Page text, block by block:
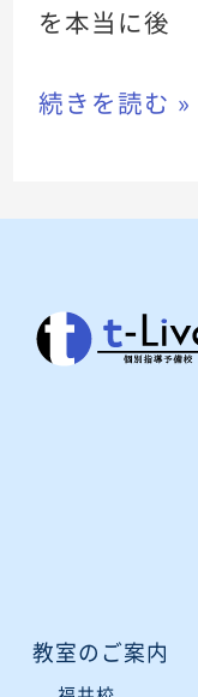
を本当に後
続きを読む »
教室のご案内